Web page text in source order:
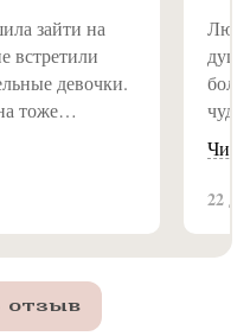
зайти на
встретили
девочки.
тоже
доступно и
самое
22
отзыв